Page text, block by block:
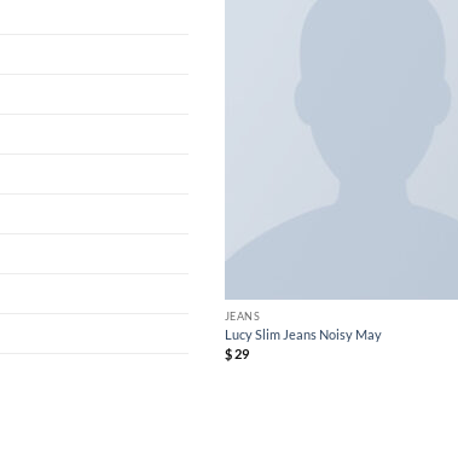
JEANS
Lucy Slim Jeans Noisy May
$29